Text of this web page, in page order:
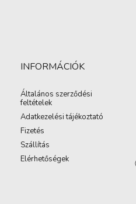
INFORMÁCIÓK
Általános szerződési
feltételek
Adatkezelési tájékoztató
Fizetés
Szállítás
Elérhetőségek